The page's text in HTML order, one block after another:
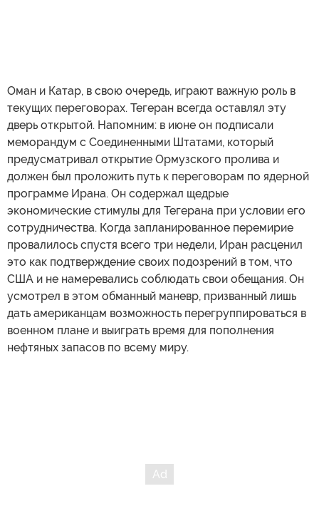
Оман и Катар, в свою очередь, играют важную роль в
текущих переговорах. Тегеран всегда оставлял эту
дверь открытой. Напомним: в июне он подписали
меморандум с Соединенными Штатами, который
предусматривал открытие Ормузского пролива и
должен был проложить путь к переговорам по ядерной
программе Ирана. Он содержал щедрые
экономические стимулы для Тегерана при условии его
сотрудничества. Когда запланированное перемирие
провалилось спустя всего три недели, Иран расценил
это как подтверждение своих подозрений в том, что
США и не намеревались соблюдать свои обещания. Он
усмотрел в этом обманный маневр, призванный лишь
дать американцам возможность перегруппироваться в
военном плане и выиграть время для пополнения
нефтяных запасов по всему миру.